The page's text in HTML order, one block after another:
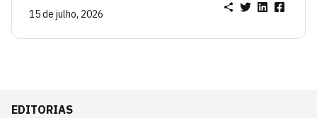
15 de julho, 2026
EDITORIAS